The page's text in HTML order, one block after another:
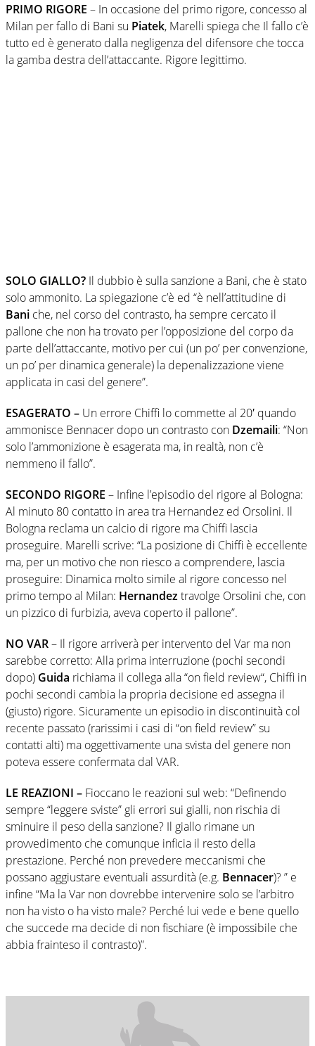
PRIMO RIGORE – In occasione del primo rigore, concesso al
Milan per fallo di Bani su Piatek, Marelli spiega che Il fallo c’è
tutto ed è generato dalla negligenza del difensore che tocca
la gamba destra dell’attaccante. Rigore legittimo.
SOLO GIALLO? Il dubbio è sulla sanzione a Bani, che è stato
solo ammonito. La spiegazione c’è ed “è nell’attitudine di
Bani che, nel corso del contrasto, ha sempre cercato il
pallone che non ha trovato per l’opposizione del corpo da
parte dell’attaccante, motivo per cui (un po’ per convenzione,
un po’ per dinamica generale) la depenalizzazione viene
applicata in casi del genere”.
ESAGERATO – Un errore Chiffi lo commette al 20′ quando
ammonisce Bennacer dopo un contrasto con Dzemaili: “Non
solo l’ammonizione è esagerata ma, in realtà, non c’è
nemmeno il fallo”.
SECONDO RIGORE – Infine l’episodio del rigore al Bologna:
Al minuto 80 contatto in area tra Hernandez ed Orsolini. Il
Bologna reclama un calcio di rigore ma Chiffi lascia
proseguire. Marelli scrive: “La posizione di Chiffi è eccellente
ma, per un motivo che non riesco a comprendere, lascia
proseguire: Dinamica molto simile al rigore concesso nel
primo tempo al Milan: Hernandeztravolge Orsolini che, con
un pizzico di furbizia, aveva coperto il pallone”.
NO VAR– Il rigore arriverà per intervento del Var ma non
sarebbe corretto: Alla prima interruzione (pochi secondi
dopo) Guida richiama il collega alla “on field review“, Chiffi in
pochi secondi cambia la propria decisione ed assegna il
(giusto) rigore. Sicuramente un episodio in discontinuità col
recente passato (rarissimi i casi di “on field review” su
contatti alti) ma oggettivamente una svista del genere non
poteva essere confermata dal VAR.
LE REAZIONI – Fioccano le reazioni sul web: “Definendo
sempre “leggere sviste” gli errori sui gialli, non rischia di
sminuire il peso della sanzione? Il giallo rimane un
provvedimento che comunque inficia il resto della
prestazione. Perché non prevedere meccanismi che
possano aggiustare eventuali assurdità (e.g. Bennacer)? ” e
infine “Ma la Var non dovrebbe intervenire solo se l’arbitro
non ha visto o ha visto male? Perché lui vede e bene quello
che succede ma decide di non fischiare (è impossibile che
abbia frainteso il contrasto)”.